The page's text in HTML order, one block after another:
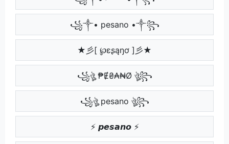
꧁༒• pesano •༒꧂
★彡[ ℘ɛʂąŋơ ]彡★
꧁ঔৣ ₱Ɇ₴₳₦Ø ঔৣ꧂
꧁ঔৣ pesano ঔৣ꧂
⚡ 𝙥𝙚𝙨𝙖𝙣𝙤 ⚡